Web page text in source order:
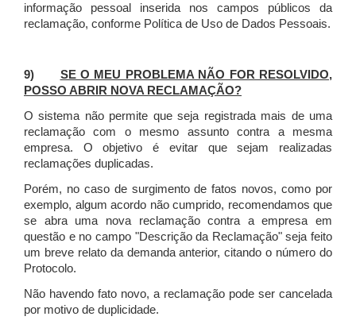
informação pessoal inserida nos campos públicos da
reclamação, conforme Política de Uso de Dados Pessoais.
9) SE O MEU PROBLEMA NÃO FOR RESOLVIDO,
POSSO ABRIR NOVA RECLAMAÇÃO?
O sistema não permite que seja registrada mais de uma
reclamação com o mesmo assunto contra a mesma
empresa. O objetivo é evitar que sejam realizadas
reclamações duplicadas.
Porém, no caso de surgimento de fatos novos, como por
exemplo, algum acordo não cumprido, recomendamos que
se abra uma nova reclamação contra a empresa em
questão e no campo "Descrição da Reclamação" seja feito
um breve relato da demanda anterior, citando o número do
Protocolo.
Não havendo fato novo, a reclamação pode ser cancelada
por motivo de duplicidade.